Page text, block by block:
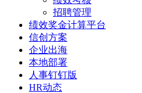
招聘管理
绩效奖金计算平台
信创方案
企业出海
本地部署
人事钉钉版
HR动态